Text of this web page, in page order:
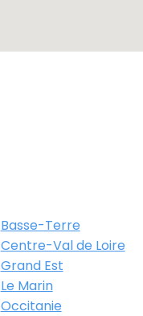
Basse-Terre
Centre-Val de Loire
Grand Est
Le Marin
Occitanie